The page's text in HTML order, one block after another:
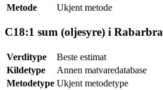
Metode
Ukjent metode
C18:1 sum (oljesyre) i
Verditype
Beste estimat
Kildetype
Annen matvaredatabase
Metodetype Ukjent metodetype